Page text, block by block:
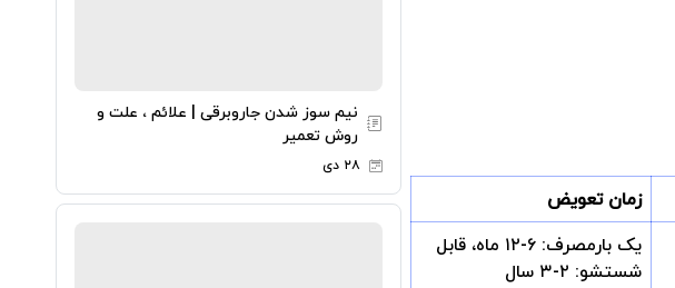
زمان تعویض
یک بارمصرف: ۶-۱۲ ماه، قابل
شستشو: ۲-۳ سال
نیم سوز شدن جاروبرقی | علائم ، علت و
روش تعمیر
۲۸ دی